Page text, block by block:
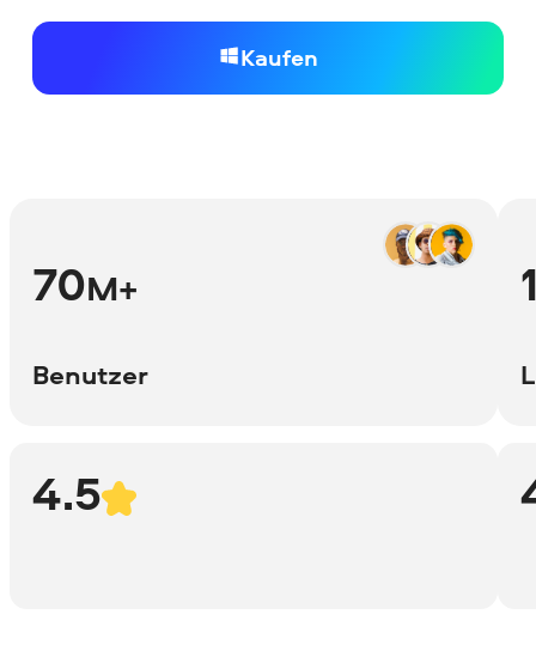
Kaufen
70M+
Benutzer
4.5